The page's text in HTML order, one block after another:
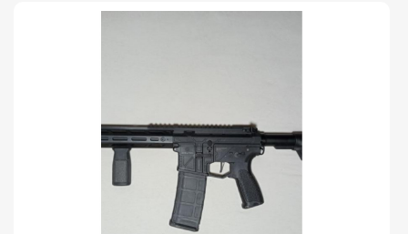
TIRO Y COMPETICIÓN
ACCESORIOS